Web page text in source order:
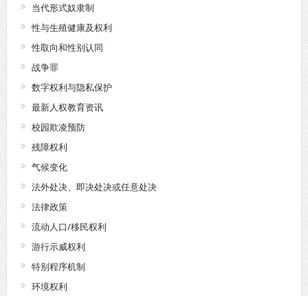
当代形式奴隶制
性与生殖健康及权利
性取向和性别认同
战争罪
数字权利与隐私保护
最新人权教育资讯
校园欺凌预防
残障权利
气候变化
法外处决、即决处决或任意处决
法律政策
流动人口/移民权利
游行示威权利
特别程序机制
环境权利